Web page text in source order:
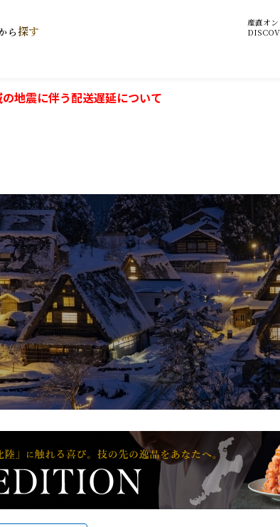
ら 探す
産直オ
地震に伴う配送遅延について